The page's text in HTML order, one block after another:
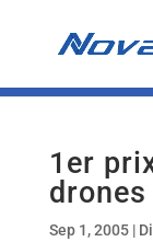
1er
drones
Sep 1, 2005|